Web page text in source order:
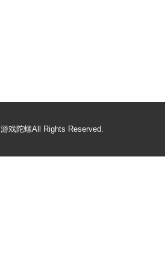
游戏陀螺All Rights Reserved.